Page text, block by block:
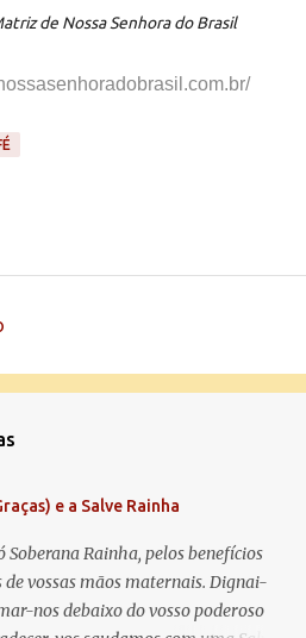
de Nossa Senhora do Brasil
obrasil.com.br/
e a Salve Rainha
Rainha, pelos benefícios
de vossas mãos maternais. Dignai-
nos debaixo do vosso poderoso